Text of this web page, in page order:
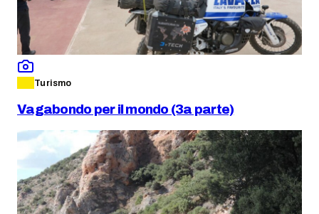
Turismo
Vagabondo per il mondo (3a parte)